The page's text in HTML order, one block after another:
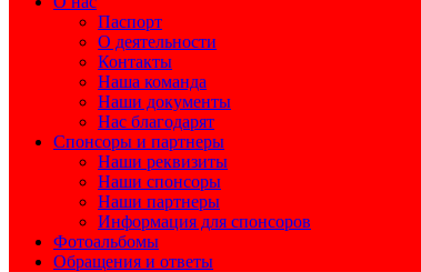
Паспорт
О деятельности
Контакты
Наша команда
Наши документы
Нас благодарят
Спонсоры и партнеры
Наши реквизиты
Наши спонсоры
Наши партнеры
Информация для спонсоров
Фотоальбомы
Обращения и ответы